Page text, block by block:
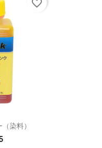
染料）
favorite_border